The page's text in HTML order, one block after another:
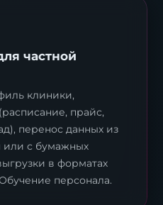
частной
клиники,
прайс,
перенос данных из
с бумажных
в форматах
персонала.